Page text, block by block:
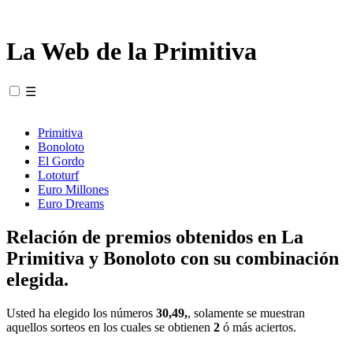
La Web de la Primitiva
☰
Primitiva
Bonoloto
El Gordo
Lototurf
Euro Millones
Euro Dreams
Relación de premios obtenidos en La
Primitiva y Bonoloto con su combinación
elegida.
Usted ha elegido los números 30,49,, solamente se muestran
aquellos sorteos en los cuales se obtienen 2 ó más aciertos.